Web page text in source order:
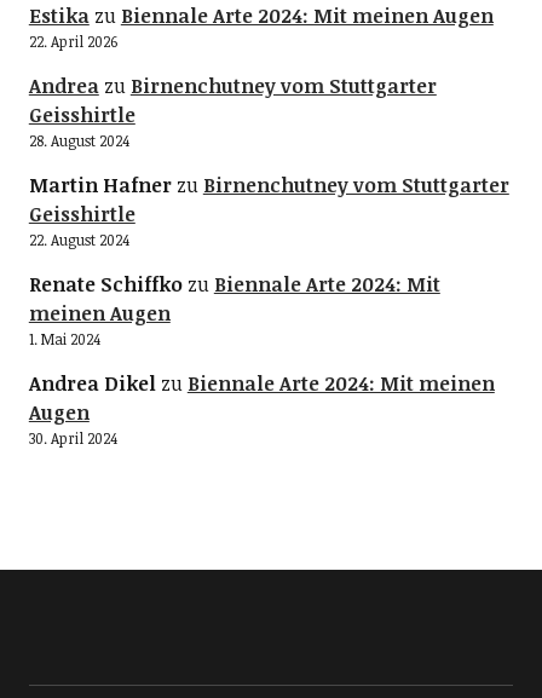
Estikazu Biennale Arte 2024: Mit meinen Augen
22. April 2026
Andreazu Birnenchutney vom Stuttgarter
Geisshirtle
28. August 2024
Martin Hafnerzu Birnenchutney vom Stuttgarter
Geisshirtle
22. August 2024
Renate Schiffkozu Biennale Arte 2024: Mit
meinen Augen
1. Mai 2024
Andrea Dikelzu Biennale Arte 2024: Mit meinen
Augen
30. April 2024